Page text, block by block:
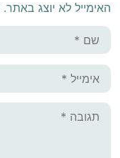
האימייל לא יוצג באתר.